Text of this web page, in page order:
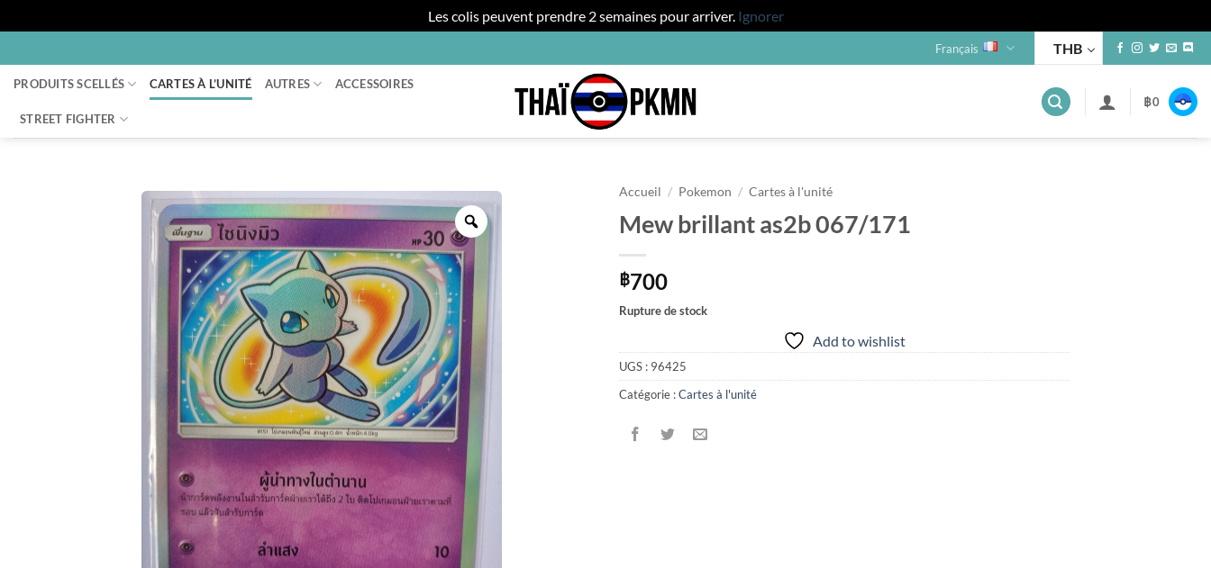
Les colis peuvent prendre 2 semaines pour arriver. Ignorer
au
contenu
Français THB
PRODUITS SCELLÉS CARTES À L’UNITÉ AUTRES ACCESSOIRES
STREET FIGHTER
฿0
Zoom
Accueil / Pokemon / Cartes à l'unité
Mew brillant as2b 067/171
฿700
Rupture de stock
Add to wishlist
UGS : 96425
Catégorie :Cartes à l'unité